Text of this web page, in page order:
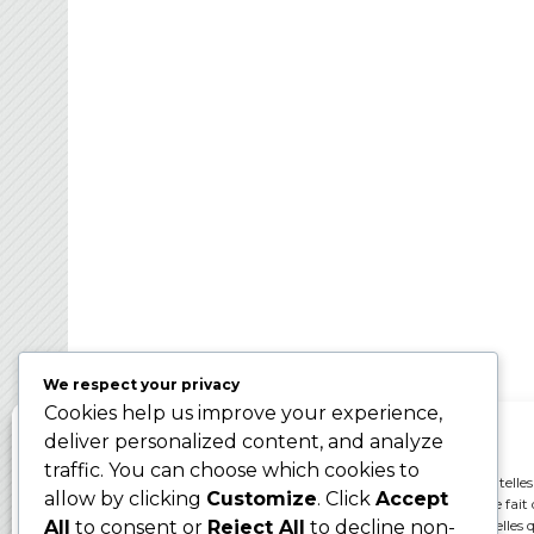
Gérer le consentement aux cookies
Pour offrir les meilleures expériences, nous utilisons des technologies
cookies pour stocker et/ou accéder aux informations des appareils. Le fait
consentir à ces technologies nous permettra de traiter des données telles
We respect your privacy
Cookies help us improve your experience,
deliver personalized content, and analyze
traffic. You can choose which cookies to
allow by clicking Customize. Click Accept
All to consent or Reject All to decline non-